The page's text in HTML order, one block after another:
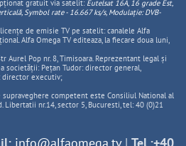
gratuit via satelit: Eutelsat 16A, 16 grade Est,
lă, Symbol rate - 16.667 ks/s, Modulație: DVB-
de emisie TV pe satelit: canalele Alfa
Alfa Omega TV editeaza, la fiecare doua luni,
Aurel Pop nr. 8, Timisoara. Reprezentant legal și
societății: Pețan Tudor: director general,
director executiv;
competent este Consiliul National al
Libertatii nr.14, sector 5, Bucuresti, tel: 40 (0)21